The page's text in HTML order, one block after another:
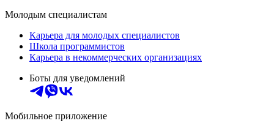
Молодым специалистам
Карьера для молодых специалистов
Школа программистов
Карьера в некоммерческих организациях
Боты для уведомлений
Мобильное приложение